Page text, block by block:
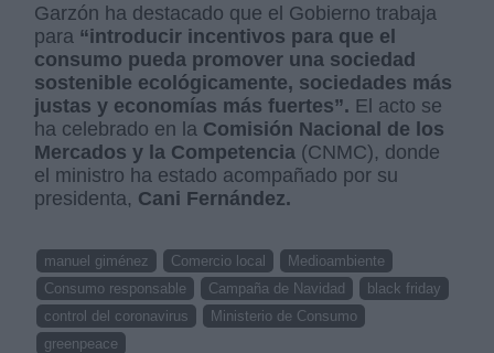
Garzón ha destacado que el Gobierno trabaja
para “introducir incentivos para que el
consumo pueda promover una sociedad
sostenible ecológicamente, sociedades más
justas y economías más fuertes”. El acto se
ha celebrado en la Comisión Nacional de los
Mercados y la Competencia (CNMC), donde
el ministro ha estado acompañado por su
presidenta, Cani Fernández.
manuel giménez Comercio local
Medioambiente
Consumo responsable
Campaña de Navidad
black friday
control del coronavirus
Ministerio de Consumo
greenpeace